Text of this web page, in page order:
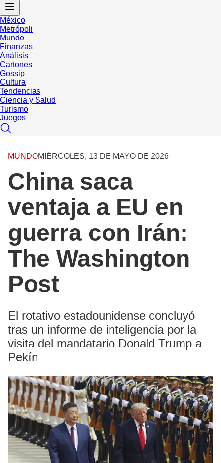
México
Metrópoli
Mundo
Finanzas
Análisis
Cartones
Gossip
Cultura
Tendencias
Ciencia y Salud
Turismo
Juegos
MUNDOMIÉRCOLES, 13 DE MAYO DE 2026
China saca
ventaja a EU en
guerra con Irán:
The Washington
Post
El rotativo estadounidense concluyó
tras un informe de inteligencia por la
visita del mandatario Donald Trump a
Pekín